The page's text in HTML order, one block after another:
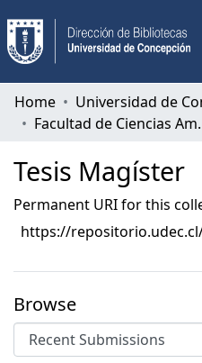
Communities & Collections
Statistics
Home
Tesis Magíster
Permanent URI for this
https://
Browse